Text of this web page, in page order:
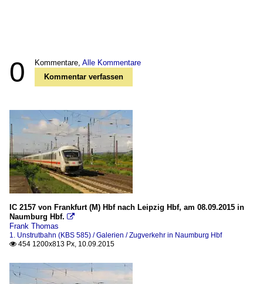
0 Kommentare, Alle Kommentare
Kommentar verfassen
IC 2157 von Frankfurt (M) Hbf nach Leipzig Hbf, am 08.09.2015 in
Naumburg Hbf. 
Frank Thomas
1. Unstrutbahn (KBS 585) / Galerien / Zugverkehr in Naumburg Hbf
 454 1200x813 Px, 10.09.2015